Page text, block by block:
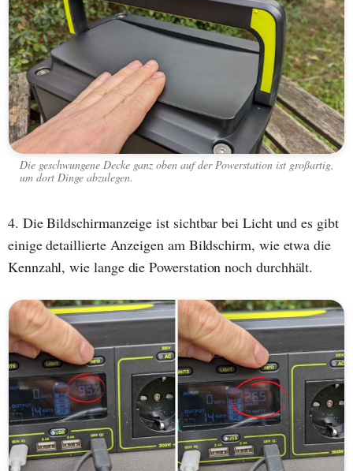
Die geschwungene Decke ganz oben auf der Powerstation ist großartig,
um dort Dinge abzulegen.
4. Die Bildschirmanzeige ist sichtbar bei Licht und es gibt
einige detaillierte Anzeigen am Bildschirm, wie etwa die
Kennzahl, wie lange die Powerstation noch durchhält.